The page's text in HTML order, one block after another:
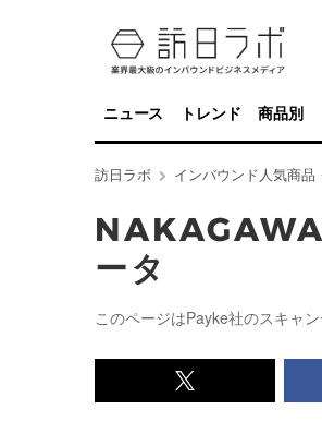
ニュース トレンド 商品別
訪日ラボ インバウンド人気商品
ータ
このページはPayke社のスキャ
x<br>